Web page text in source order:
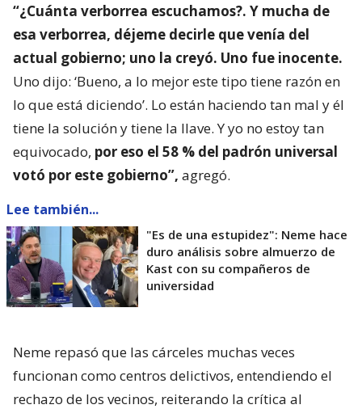
“¿Cuánta verborrea escuchamos?. Y mucha de
esa verborrea, déjeme decirle que venía del
actual gobierno; uno la creyó. Uno fue inocente.
Uno dijo: ‘Bueno, a lo mejor este tipo tiene razón en
lo que está diciendo’. Lo están haciendo tan mal y él
tiene la solución y tiene la llave. Y yo no estoy tan
equivocado, por eso el 58 % del padrón universal
votó por este gobierno”, agregó.
Lee también...
"Es de una estupidez": Neme hace
duro análisis sobre almuerzo de
Kast con su compañeros de
universidad
Neme repasó que las cárceles muchas veces
funcionan como centros delictivos, entendiendo el
rechazo de los vecinos, reiterando la crítica al